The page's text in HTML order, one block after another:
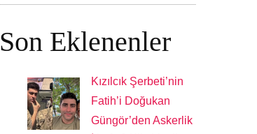
Son Eklenenler
Kızılcık Şerbeti’nin
Fatih’i Doğukan
Güngör’den Askerlik